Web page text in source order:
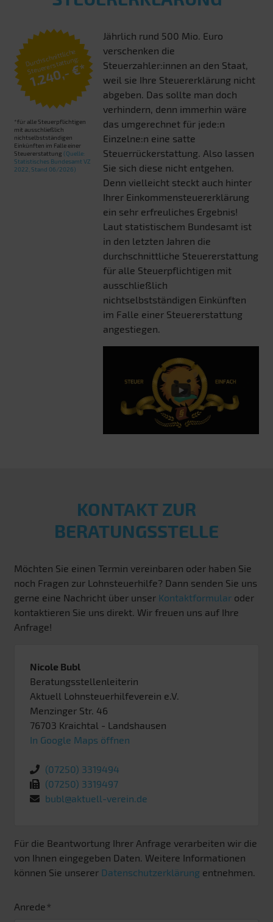
Durchschnittliche
Steuererstattung:
1.240,- €*
*für alle Steuerpflichtigen
mit ausschließlich
nichtselbstständigen
Einkünften im Falle einer
Steuererstattung (Quelle:
Statistisches Bundesamt VZ
2022, Stand 06/2026)
Jährlich rund 500 Mio. Euro
verschenken die
Steuerzahler:innen an den Staat,
weil sie Ihre Steuererklärung nicht
abgeben. Das sollte man doch
verhindern, denn immerhin wäre
das umgerechnet für jede:n
Einzelne:n eine satte
Steuerrückerstattung. Also lassen
Sie sich diese nicht entgehen.
Denn vielleicht steckt auch hinter
Ihrer Einkommensteuererklärung
ein sehr erfreuliches Ergebnis!
Laut statistischem Bundesamt ist
in den letzten Jahren die
durchschnittliche Steuererstattung
für alle Steuerpflichtigen mit
ausschließlich
nichtselbstständigen Einkünften
im Falle einer Steuererstattung
angestiegen.
KONTAKT ZUR
BERATUNGSSTELLE
Möchten Sie einen Termin vereinbaren oder haben Sie
noch Fragen zur Lohnsteuerhilfe? Dann senden Sie uns
gerne eine Nachricht über unser Kontaktformular oder
kontaktieren Sie uns direkt. Wir freuen uns auf Ihre
Anfrage!
Nicole Bubl
Beratungsstellenleiterin
Aktuell Lohnsteuerhilfeverein e.V.
Menzinger Str. 46
76703 Kraichtal - Landshausen
In Google Maps öffnen
(07250) 3319494
(07250) 3319497
bubl@aktuell-verein.de
Für die Beantwortung Ihrer Anfrage verarbeiten wir die
von Ihnen eingegeben Daten. Weitere Informationen
können Sie unserer Datenschutzerklärung entnehmen.
Anrede